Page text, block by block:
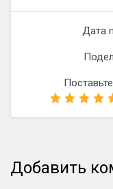
Дата
Добавить